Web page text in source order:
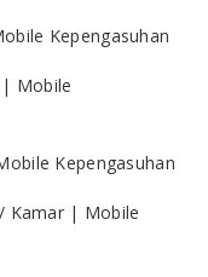
Kepengasuhan
| Mobile
Kepengasuhan
Kamar | Mobile